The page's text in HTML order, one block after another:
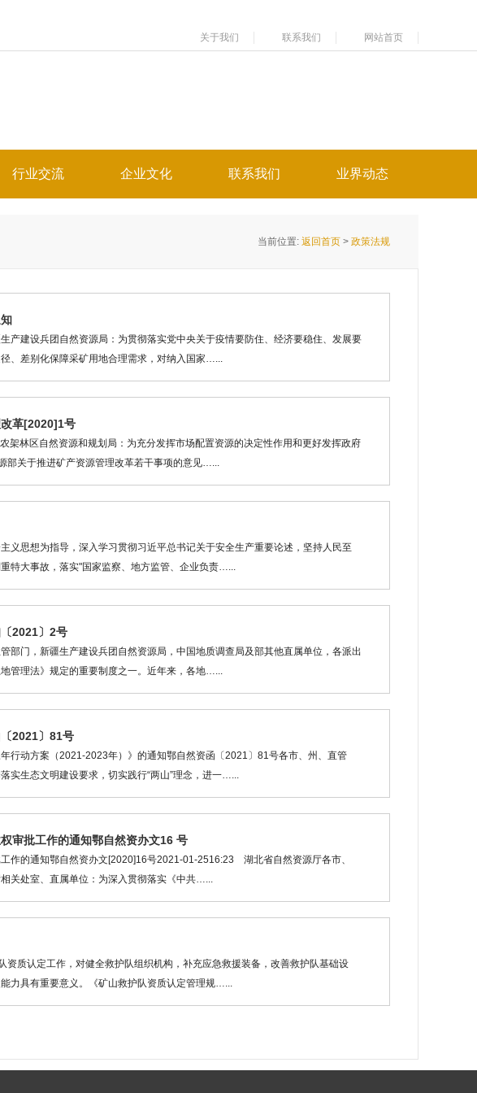
网站首页
联系我们
关于我们
行业交流 企业文化 联系我们 业界动态
当前位置: 返回首页 > 政策法规
产建设兵团自然资源局：为贯彻落实党中央关于疫情要防住、经济要稳住、发展要
、差别化保障采矿用地合理需求，对纳入国家…...
革[2020]1号
架林区自然资源和规划局：为充分发挥市场配置资源的决定性作用和更好发挥政府
部关于推进矿产资源管理改革若干事项的意见…...
义思想为指导，深入学习贯彻习近平总书记关于安全生产重要论述，坚持人民至
特大事故，落实"国家监察、地方监管、企业负责…...
2021〕2号
部门，新疆生产建设兵团自然资源局，中国地质调查局及部其他直属单位，各派出
管理法》规定的重要制度之一。近年来，各地…...
2021〕81号
行动方案（2021-2023年）》的通知鄂自然资函〔2021〕81号各市、州、直管
实生态文明建设要求，切实践行“两山”理念，进一…...
审批工作的通知鄂自然资办文16 号
作的通知鄂自然资办文[2020]16号2021-01-2516:23 湖北省自然资源厅各市、
关处室、直属单位：为深入贯彻落实《中共…...
资质认定工作，对健全救护队组织机构，补充应急救援装备，改善救护队基础设
力具有重要意义。《矿山救护队资质认定管理规…...